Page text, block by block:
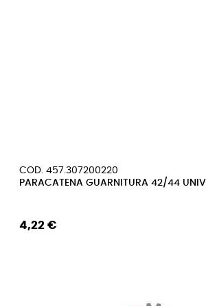
COD. 457.307200220
PARACATENA GUARNITURA 42/44
4,22 €